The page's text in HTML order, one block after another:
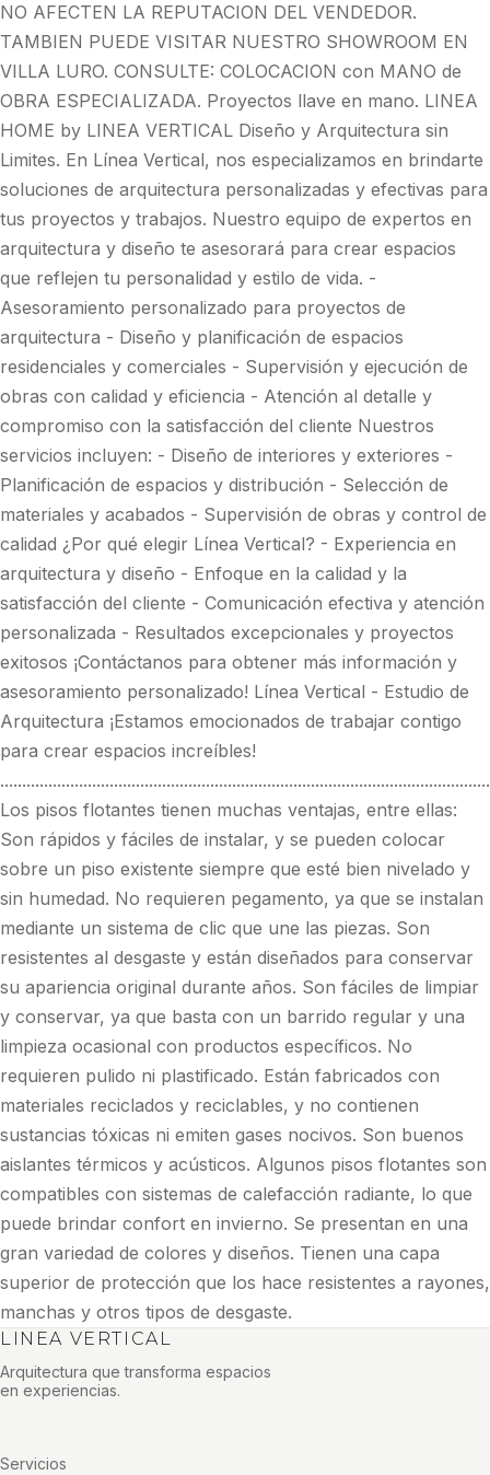
NO AFECTEN LA REPUTACION DEL VENDEDOR.
TAMBIEN PUEDE VISITAR NUESTRO SHOWROOM EN
VILLA LURO. CONSULTE: COLOCACION con MANO de
OBRA ESPECIALIZADA. Proyectos llave en mano. LINEA
HOME by LINEA VERTICAL Diseño y Arquitectura sin
Limites. En Línea Vertical, nos especializamos en brindarte
soluciones de arquitectura personalizadas y efectivas para
tus proyectos y trabajos. Nuestro equipo de expertos en
arquitectura y diseño te asesorará para crear espacios
que reflejen tu personalidad y estilo de vida. -
Asesoramiento personalizado para proyectos de
arquitectura - Diseño y planificación de espacios
residenciales y comerciales - Supervisión y ejecución de
obras con calidad y eficiencia - Atención al detalle y
compromiso con la satisfacción del cliente Nuestros
servicios incluyen: - Diseño de interiores y exteriores -
Planificación de espacios y distribución - Selección de
materiales y acabados - Supervisión de obras y control de
calidad ¿Por qué elegir Línea Vertical? - Experiencia en
arquitectura y diseño - Enfoque en la calidad y la
satisfacción del cliente - Comunicación efectiva y atención
personalizada - Resultados excepcionales y proyectos
exitosos ¡Contáctanos para obtener más información y
asesoramiento personalizado! Línea Vertical - Estudio de
Arquitectura ¡Estamos emocionados de trabajar contigo
para crear espacios increíbles!
Los pisos flotantes tienen muchas ventajas, entre ellas:
Son rápidos y fáciles de instalar, y se pueden colocar
sobre un piso existente siempre que esté bien nivelado y
sin humedad. No requieren pegamento, ya que se instalan
mediante un sistema de clic que une las piezas. Son
resistentes al desgaste y están diseñados para conservar
su apariencia original durante años. Son fáciles de limpiar
y conservar, ya que basta con un barrido regular y una
limpieza ocasional con productos específicos. No
requieren pulido ni plastificado. Están fabricados con
materiales reciclados y reciclables, y no contienen
sustancias tóxicas ni emiten gases nocivos. Son buenos
aislantes térmicos y acústicos. Algunos pisos flotantes son
compatibles con sistemas de calefacción radiante, lo que
puede brindar confort en invierno. Se presentan en una
gran variedad de colores y diseños. Tienen una capa
superior de protección que los hace resistentes a rayones,
manchas y otros tipos de desgaste.
LINEA VERTICAL
Arquitectura que transforma espacios
en experiencias.
Servicios